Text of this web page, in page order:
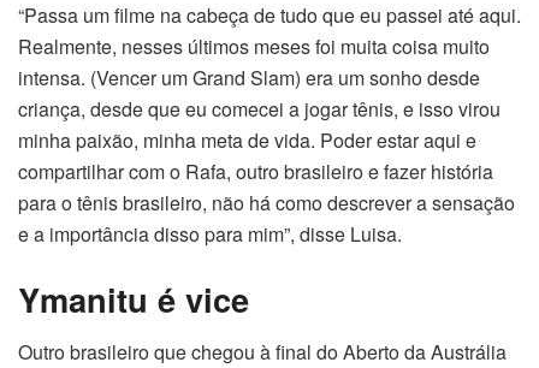
“Passa um filme na cabeça de tudo que eu passei até aqui.
Realmente, nesses últimos meses foi muita coisa muito
intensa. (Vencer um Grand Slam) era um sonho desde
criança, desde que eu comecei a jogar tênis, e isso virou
minha paixão, minha meta de vida. Poder estar aqui e
compartilhar com o Rafa, outro brasileiro e fazer história
para o tênis brasileiro, não há como descrever a sensação
e a importância disso para mim”, disse Luisa.
Ymanitu é vice
Outro brasileiro que chegou à final do Aberto da Austrália